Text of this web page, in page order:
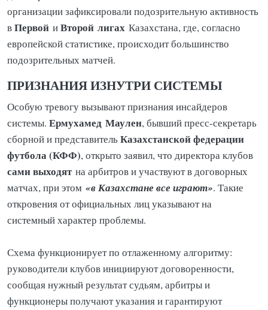
организации зафиксировали подозрительную активность
вПервой иВторой лигах Казахстана, где, согласно
европейской статистике, происходит большинство
подозрительных матчей.
ПРИЗНАНИЯ ИЗНУТРИ СИСТЕМЫ
Особую тревогу вызывают признания инсайдеров
системы. Ермухамед Маулен, бывший пресс-секретарь
сборной и представительКазахстанской федерации
футбола (КФФ), открыто заявил, что директора клубов
сами выходятна арбитров и участвуют в договорных
матчах, при этом «в Казахстане все играют». Такие
откровения от официальных лиц указывают на
системный характер проблемы.
Схема функционирует по отлаженному алгоритму:
руководители клубов инициируют договоренности,
сообщая нужный результат судьям, арбитры и
функционеры получают указания и гарантируют